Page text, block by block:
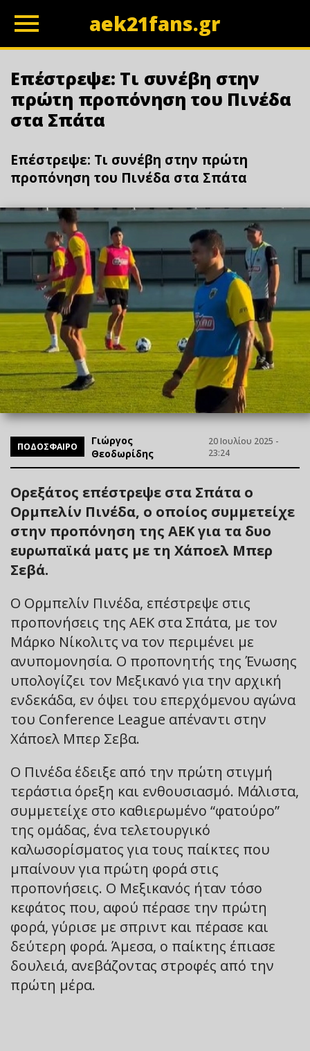
aek21fans.gr
Επέστρεψε: Τι συνέβη στην
πρώτη προπόνηση του Πινέδα
στα Σπάτα
Επέστρεψε: Τι συνέβη στην πρώτη
προπόνηση του Πινέδα στα Σπάτα
ΠΟΔΟΣΦΑΙΡΟ
Γιώργος
Θεοδωρίδης
20 Ιουλίου 2025 -
23:24
Ορεξάτος επέστρεψε στα Σπάτα ο
Ορμπελίν Πινέδα, ο οποίος συμμετείχε
στην προπόνηση της ΑΕΚ για τα δυο
ευρωπαϊκά ματς με τη Χάποελ Μπερ
Σεβά.
Ο Ορμπελίν Πινέδα, επέστρεψε στις
προπονήσεις της ΑΕΚ στα Σπάτα, με τον
Μάρκο Νίκολιτς να τον περιμένει με
ανυπομονησία. Ο προπονητής της Ένωσης
υπολογίζει τον Μεξικανό για την αρχική
ενδεκάδα, εν όψει του επερχόμενου αγώνα
του Conference League απέναντι στην
Χάποελ Μπερ Σεβα.
Ο Πινέδα έδειξε από την πρώτη στιγμή
τεράστια όρεξη και ενθουσιασμό. Μάλιστα,
συμμετείχε στο καθιερωμένο “φατούρο”
της ομάδας, ένα τελετουργικό
καλωσορίσματος για τους παίκτες που
μπαίνουν για πρώτη φορά στις
προπονήσεις. Ο Μεξικανός ήταν τόσο
κεφάτος που, αφού πέρασε την πρώτη
φορά, γύρισε με σπριντ και πέρασε και
δεύτερη φορά. Άμεσα, ο παίκτης έπιασε
δουλειά, ανεβάζοντας στροφές από την
πρώτη μέρα.